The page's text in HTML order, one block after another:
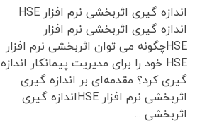
اندازه گیری اثربخشی نرم افزار HSE
اندازه گیری اثربخشی نرم افزار
HSEچگونه می توان اثربخشی نرم افزار
HSE خود را برای مدیریت پیمانکار اندازه
گیری کرد؟ مقدمه‌ای بر اندازه گیری
اثربخشی نرم افزار HSEاندازه گیری
اثربخشی ...